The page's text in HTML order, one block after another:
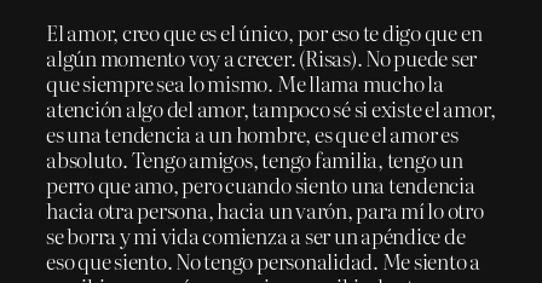
El amor, creo que es el único, por eso te digo que en
algún momento voy a crecer. (Risas). No puede ser
que siempre sea lo mismo. Me llama mucho la
atención algo del amor, tampoco sé si existe el amor,
es una tendencia a un hombre, es que el amor es
absoluto. Tengo amigos, tengo familia, tengo un
perro que amo, pero cuando siento una tendencia
hacia otra persona, hacia un varón, para mí lo otro
se borra y mi vida comienza a ser un apéndice de
eso que siento. No tengo personalidad. Me siento a